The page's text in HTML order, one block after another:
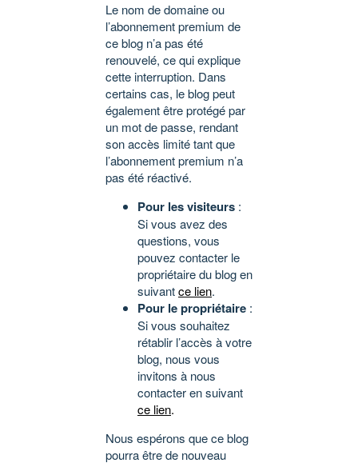
Le nom de domaine ou
l’abonnement premium de
ce blog n’a pas été
renouvelé, ce qui explique
cette interruption. Dans
certains cas, le blog peut
également être protégé par
un mot de passe, rendant
son accès limité tant que
l’abonnement premium n’a
pas été réactivé.
Pour les visiteurs :
Si vous avez des
questions, vous
pouvez contacter le
propriétaire du blog en
suivantce lien.
Pour le propriétaire :
Si vous souhaitez
rétablir l’accès à votre
blog, nous vous
invitons à nous
contacter en suivant
ce lien.
Nous espérons que ce blog
pourra être de nouveau